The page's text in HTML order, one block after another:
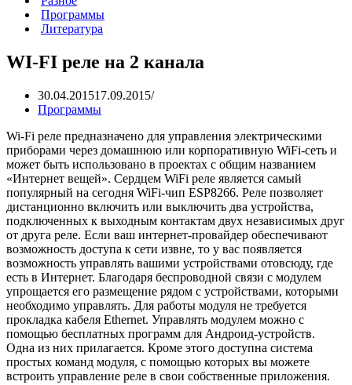
Программы
Литература
WI-FI реле на 2 канала
30.04.201517.09.2015
Программы
Wi-Fi реле предназначено для управления электрическими
приборами через домашнюю или корпоративную WiFi-сеть и
может быть использовано в проектах с общим названием
«Интернет вещей». Сердцем WiFi реле является самый
популярный на сегодня WiFi-чип ESP8266. Реле позволяет
дистанционно включить или выключить два устройства,
подключенных к выходным контактам двух независимых друг
от друга реле. Если ваш интернет-провайдер обеспечивают
возможность доступа к сети извне, то у вас появляется
возможность управлять вашими устройствами отовсюду, где
есть в Интернет. Благодаря беспроводной связи с модулем
упрощается его размещение рядом с устройствами, которыми
необходимо управлять. Для работы модуля не требуется
прокладка кабеля Ethernet. Управлять модулем можно с
помощью бесплатных программ для Андроид-устройств.
Одна из них прилагается. Кроме этого доступна система
простых команд модуля, с помощью которых вы можете
встроить управление реле в свои собственные приложения.